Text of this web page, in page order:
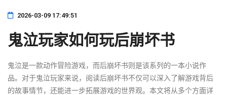
2026-03-09 17:49:51
鬼泣玩家如何玩后崩坏书
鬼泣是一款动作冒险游戏，而后崩坏书则是该系列的一本小说作
品。对于鬼泣玩家来说，阅读后崩坏书不仅可以深入了解游戏背后
的故事情节，还能进一步拓展游戏的世界观。本文将从多个方面详